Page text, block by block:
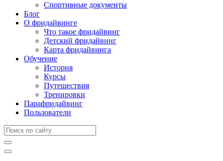
Спортивные документы
Блог
О фридайвинге
Что такое фридайвинг
Детский фридайвинг
Карта фридайвинга
Обучение
История
Курсы
Путешествия
Тренировки
Парафридайвинг
Пользователи